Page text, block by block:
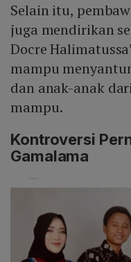
Selain itu,
juga mendirikan
Docre
mampu
dan anak-anak
mampu.
Kontroversi
Gamalama